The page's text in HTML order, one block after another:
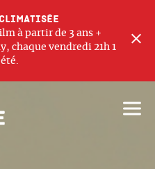
à partir de 3 ans +
chaque vendredi 21h 1